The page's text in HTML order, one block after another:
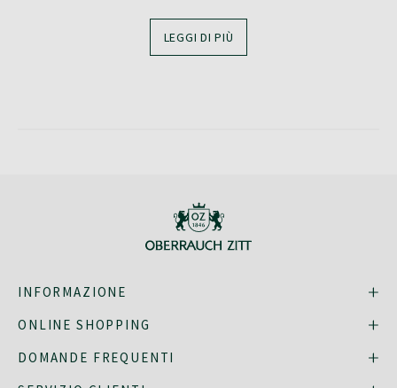
LEGGI DI PIÙ
INFORMAZIONE
ONLINE SHOPPING
DOMANDE FREQUENTI